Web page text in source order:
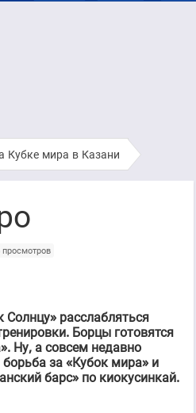
Кубке мира в Казани
просмотров
расслабляться
Борцы готовятся
Ну, а совсем недавно
за «Кубок мира» и
барс» по киокусинкай.